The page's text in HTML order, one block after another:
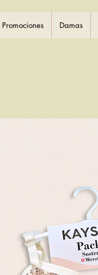
Promociones Damas